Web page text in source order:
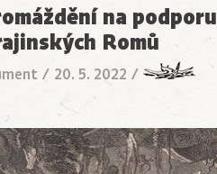
na podporu
Romů
/ 20. 5. 2022 /